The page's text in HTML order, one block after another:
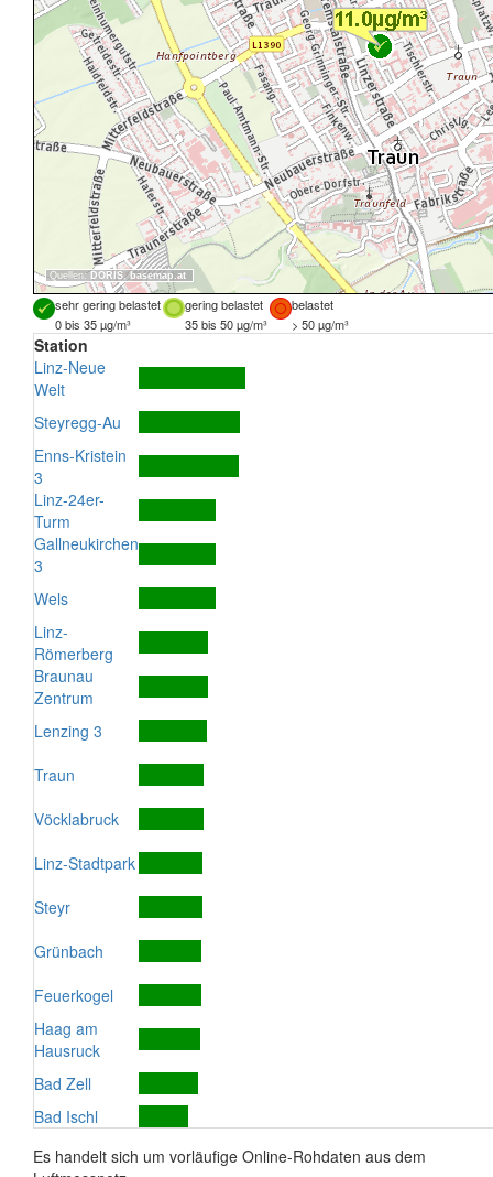
Quellen: DORIS, basemap.at
sehr gering belastet gering belastet
belastet
0 bis 35 µg/m³
35 bis 50 µg/m³ > 50 µg/m³
Station
Linz-Neue
Welt
Steyregg-Au
Enns-Kristein
3
Linz-24er-
Turm
Gallneukirchen
3
Wels
Linz-
Römerberg
Braunau
Zentrum
Lenzing 3
Traun
Vöcklabruck
Linz-Stadtpark
Steyr
Grünbach
Feuerkogel
Haag am
Hausruck
Bad Zell
Bad Ischl
Es handelt sich um vorläufige Online-Rohdaten aus dem